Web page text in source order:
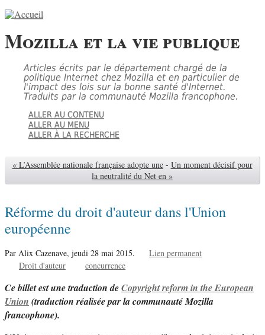
Mozilla et la vie publique
Articles écrits par le département chargé de la
politique Internet chez Mozilla et en particulier de
l'impact des lois sur la bonne santé d'Internet.
Traduits par la communauté Mozilla francophone.
ALLER AU CONTENU
ALLER AU MENU
ALLER À LA RECHERCHE
« L’Assemblée nationale française adopte une - Un moment décisif pour
la neutralité du Net en »
Réforme du droit d'auteur dans l'Union
européenne
Par Alix Cazenave, jeudi 28 mai 2015.
Lien permanent
Droit d'auteur
concurrence
Ce billet est une traduction deCopyright reform in the European
Union (traduction réalisée par la communauté Mozilla
francophone).